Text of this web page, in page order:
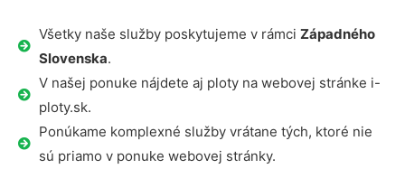
Všetky naše služby poskytujeme v rámci Západného
Slovenska.
V našej ponuke nájdete aj ploty na webovej stránke i-
ploty.sk.
Ponúkame komplexné služby vrátane tých, ktoré nie
sú priamo v ponuke webovej stránky.